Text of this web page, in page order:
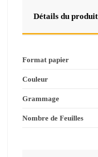
Détails du produit
Format papier
Couleur
Grammage
Nombre de Feuilles